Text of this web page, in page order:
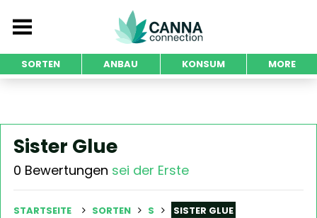
SORTEN ANBAU KONSUM MORE
Sister Glue
0 Bewertungen sei der Erste
STARTSEITE SORTEN S SISTER GLUE